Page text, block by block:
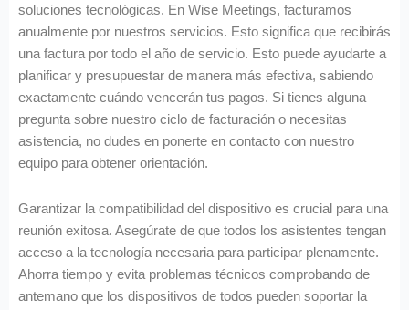
soluciones tecnológicas. En Wise Meetings, facturamos
anualmente por nuestros servicios. Esto significa que recibirás
una factura por todo el año de servicio. Esto puede ayudarte a
planificar y presupuestar de manera más efectiva, sabiendo
exactamente cuándo vencerán tus pagos. Si tienes alguna
pregunta sobre nuestro ciclo de facturación o necesitas
asistencia, no dudes en ponerte en contacto con nuestro
equipo para obtener orientación.
Garantizar la compatibilidad del dispositivo es crucial para una
reunión exitosa. Asegúrate de que todos los asistentes tengan
acceso a la tecnología necesaria para participar plenamente.
Ahorra tiempo y evita problemas técnicos comprobando de
antemano que los dispositivos de todos pueden soportar la